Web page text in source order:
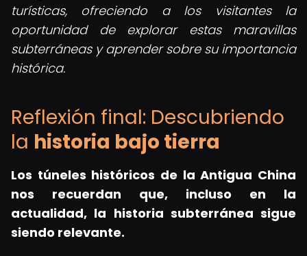
turísticas, ofreciendo a los visitantes la
oportunidad de explorar estas maravillas
subterráneas y aprender sobre su importancia
histórica.
Reflexión final: Descubriendo
la historia bajo tierra
Los túneles históricos de la Antigua China
nos recuerdan que, incluso en la
actualidad, la historia subterránea sigue
siendo relevante.